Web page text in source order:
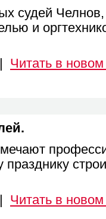
судей Челнов,
и
Читать в новом
Читать в новом